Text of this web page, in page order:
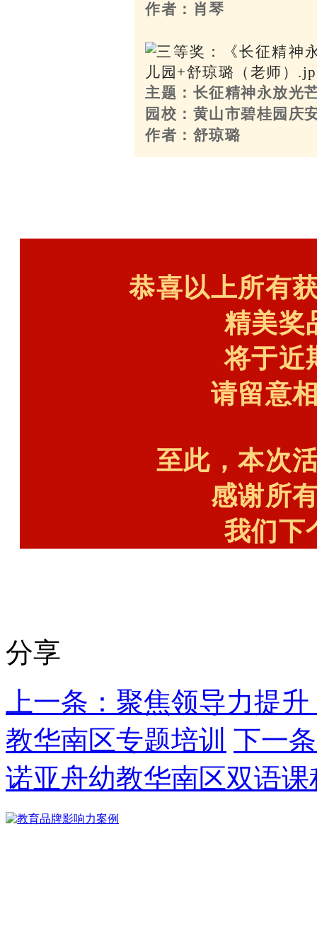
作者：肖琴
主题：长征精神永放光
园校：黄山市碧桂园庆
作者：舒琼璐
恭喜以上所有
精美奖
将于近
请留意
至此，本次
感谢所
我们下
分享
上一条：聚焦领导力提
教华南区专题培训 下一
诺亚舟幼教华南区双语